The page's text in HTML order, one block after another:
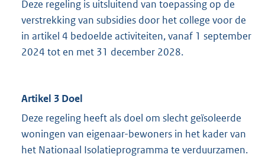
Deze regeling is uitsluitend van toepassing op de
verstrekking van subsidies door het college voor de
in artikel 4 bedoelde activiteiten, vanaf 1 september
2024 tot en met 31 december 2028.
Artikel 3 Doel
Deze regeling heeft als doel om slecht geïsoleerde
woningen van eigenaar-bewoners in het kader van
het Nationaal Isolatieprogramma te verduurzamen.